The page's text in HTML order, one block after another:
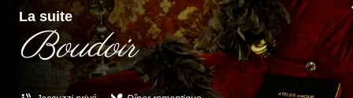
La suite
Boudoir